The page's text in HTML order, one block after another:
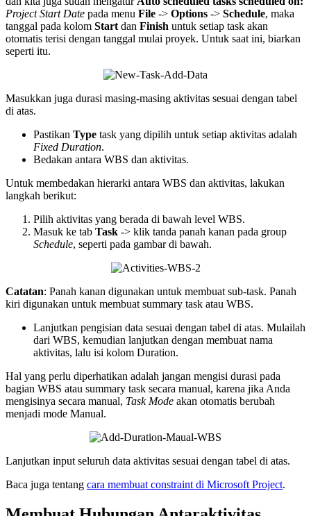
Project Start Date pada menu File -> Options -> Schedule, maka
tanggal pada kolom Start dan Finish untuk setiap task akan
otomatis terisi dengan tanggal mulai proyek. Untuk saat ini, biarkan
seperti itu.
Masukkan juga durasi masing-masing aktivitas sesuai dengan tabel
di atas.
Pastikan Type task yang dipilih untuk setiap aktivitas adalah
Fixed Duration.
Bedakan antara WBS dan aktivitas.
Untuk membedakan hierarki antara WBS dan aktivitas, lakukan
langkah berikut:
Pilih aktivitas yang berada di bawah level WBS.
Masuk ke tab Task -> klik tanda panah kanan pada group
Schedule, seperti pada gambar di bawah.
Catatan: Panah kanan digunakan untuk membuat sub-task. Panah
kiri digunakan untuk membuat summary task atau WBS.
Lanjutkan pengisian data sesuai dengan tabel di atas. Mulailah
dari WBS, kemudian lanjutkan dengan membuat nama
aktivitas, lalu isi kolom Duration.
Hal yang perlu diperhatikan adalah jangan mengisi durasi pada
bagian WBS atau summary task secara manual, karena jika Anda
mengisinya secara manual, Task Mode akan otomatis berubah
menjadi mode Manual.
Lanjutkan input seluruh data aktivitas sesuai dengan tabel di atas.
Baca juga tentang cara membuat constraint di Microsoft Project.